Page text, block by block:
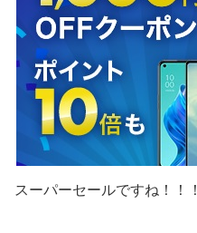
スーパーセールですね！！！